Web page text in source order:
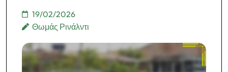
19/02/2026
Θωμάς Ρινάλντι